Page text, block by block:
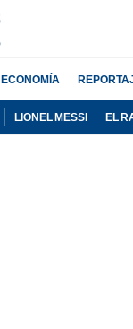
ECONOMÍA
LIONEL MESSI EL